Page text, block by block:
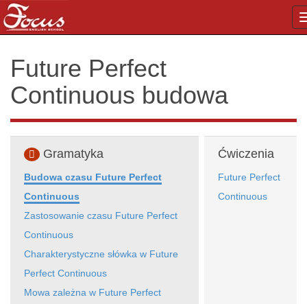
Future Perfect
Continuous budowa
Gramatyka
Budowa czasu Future Perfect
Continuous
Zastosowanie czasu Future Perfect
Continuous
Charakterystyczne słówka w Future
Perfect Continuous
Mowa zależna w Future Perfect
Ćwiczenia
Future Perfect
Continuous